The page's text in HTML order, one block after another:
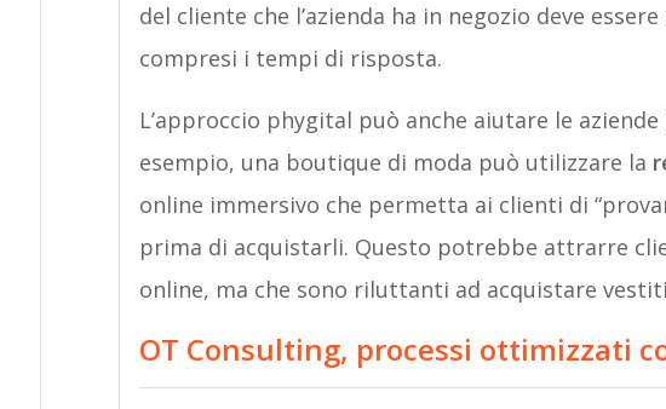
del cliente che l’azienda ha in negozio deve
compresi i tempi di risposta.
L’approccio phygital può anche aiutare le
esempio, una boutique di moda può utilizzare la
online immersivo che permetta ai clienti di
prima di acquistarli. Questo potrebbe attrarre
online, ma che sono riluttanti ad acquistare
OT Consulting, processi ottimizzati